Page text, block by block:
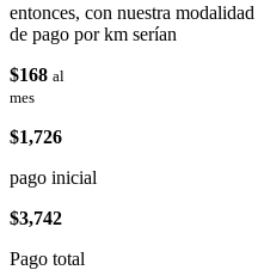
entonces, con nuestra modalidad
de pago por km serían
$168 al
mes
$1,726
pago inicial
$3,742
Pago total